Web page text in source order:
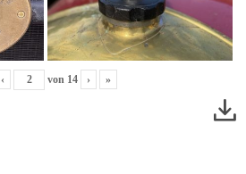
‹ von 14 › »